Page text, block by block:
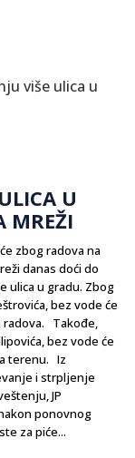
U
MREŽI
zbog radova na
danas doći do
ulica u gradu. Zbog
bez vode će
radova. Takođe,
bez vode će
terenu. Iz
i strpljenje
JP
ponovnog
za piće...